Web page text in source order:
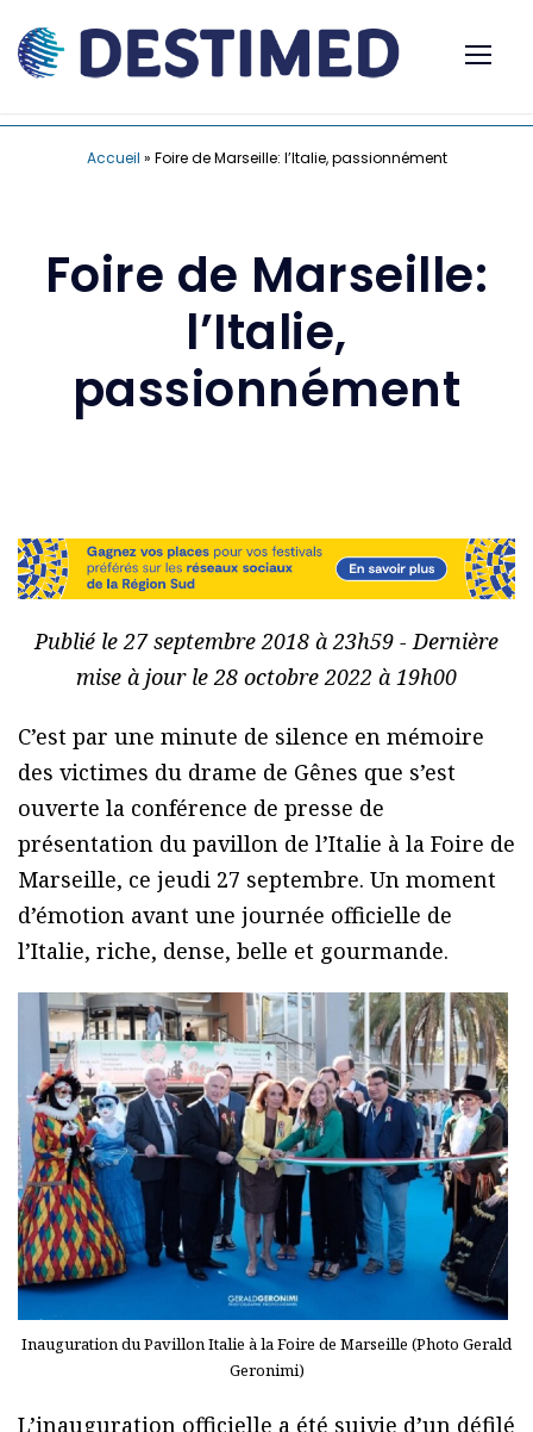
Accueil » Foire de Marseille: l’Italie, passionnément
Foire de Marseille:
l’Italie,
passionnément
Publié le 27 septembre 2018 à 23h59 - Dernière
mise à jour le 28 octobre 2022 à 19h00
C’est par une minute de silence en mémoire
des victimes du drame de Gênes que s’est
ouverte la conférence de presse de
présentation du pavillon de l’Italie à la Foire de
Marseille, ce jeudi 27 septembre. Un moment
d’émotion avant une journée officielle de
l’Italie, riche, dense, belle et gourmande.
Inauguration du Pavillon Italie à la Foire de Marseille (Photo Gerald
Geronimi)
L’inauguration officielle a été suivie d’un défilé